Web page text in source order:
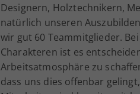
Designern, Holztechnikern,
natürlich unseren
wir gut 60 Teammitglieder.
Charakteren ist es
Arbeitsatmosphäre zu
dass uns dies offenbar